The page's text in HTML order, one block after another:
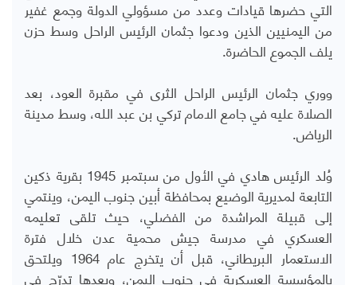
التي حضرها قيادات وعدد من مسؤولي الدولة وجمع غفير
من اليمنيين الذين ودعوا جثمان الرئيس الراحل وسط حزن
يلف الجموع الحاضرة.
ووري جثمان الرئيس الراحل الثرى في مقبرة العود، بعد
الصلاة عليه في جامع الامام تركي بن عبد الله، وسط مدينة
الرياض.
وُلد الرئيس هادي في الأول من سبتمبر 1945 بقرية ذكين
التابعة لمديرية الوضيع بمحافظة أبين جنوب اليمن، وينتمي
إلى قبيلة المراشدة من الفضلي، حيث تلقى تعليمه
العسكري في مدرسة جيش محمية عدن خلال فترة
الاستعمار البريطاني، قبل أن يتخرج عام 1964 ويلتحق
بالمؤسسة العسكرية في جنوب اليمن، وبعدها تدرّج في